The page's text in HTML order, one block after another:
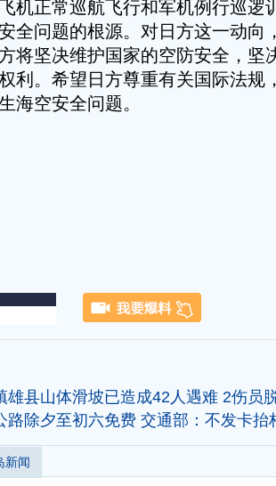
机正常巡航飞行和军机例行巡逻
全问题的根源。对日方这一动向
将坚决维护国家的空防安全，坚
利。希望日方尊重有关国际法规
海空安全问题。
雄县山体滑坡已造成42人遇难 2伤员
路除夕至初六免费 交通部：不发卡抬
新闻